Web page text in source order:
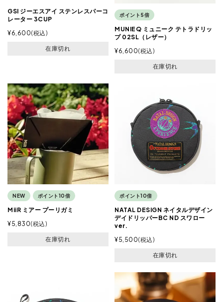
GSI ジーエスアイ ステンレスパーコ
レーター 3CUP
¥6,600 税込
在庫切れ
ポイント5倍
MUNIEQ ミュニーク テトラドリッ
プ 02SL（レザー）
¥6,600 税込
在庫切れ
NEW ポイント10倍
MiiR ミアー プーリガミ
¥5,830 税込
在庫切れ
ポイント10倍
NATAL DESIGN ネイタルデザイン
デイドリッパーBC ND スワロー
ver.
¥5,500 税込
在庫切れ